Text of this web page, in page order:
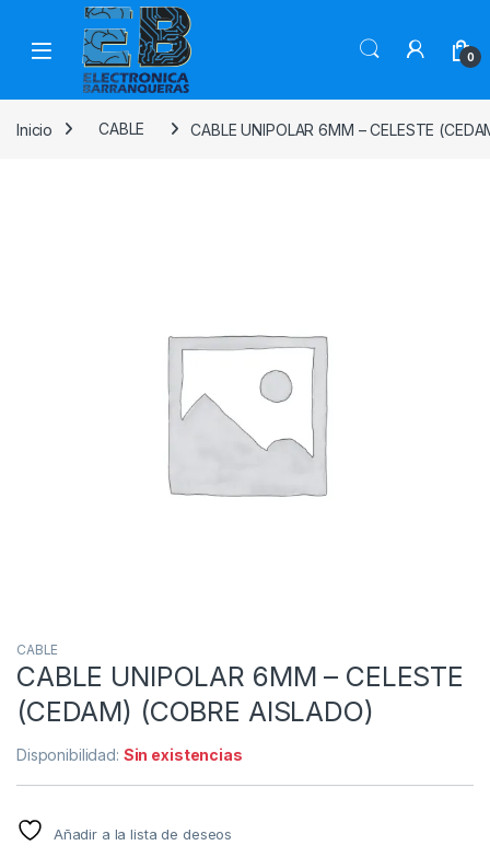
0
Inicio CABLE CABLE UNIPOLAR 6MM – CELESTE
CABLE
CABLE UNIPOLAR 6MM – CELESTE
(CEDAM) (COBRE AISLADO)
Disponibilidad: Sin existencias
Añadir a la lista de deseos